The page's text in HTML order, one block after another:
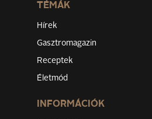
TÉMÁK
Hírek
Gasztromagazin
Receptek
Életmód
INFORMÁCIÓK